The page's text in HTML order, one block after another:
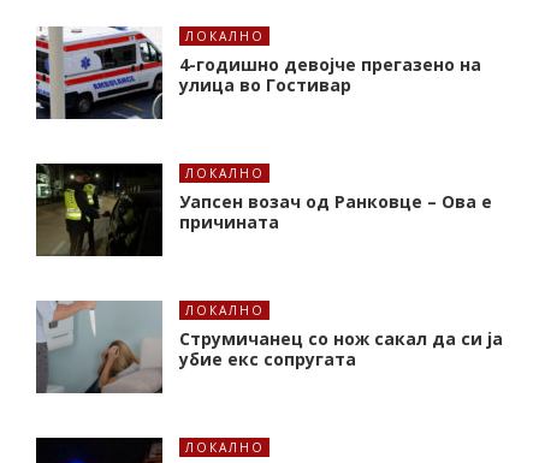
ЛОКАЛНО
4-годишно девојче прегазено на
улица во Гостивар
ЛОКАЛНО
Уапсен возач од Ранковце – Ова е
причината
ЛОКАЛНО
Струмичанец со нож сакал да си ја
убие екс сопругата
ЛОКАЛНО